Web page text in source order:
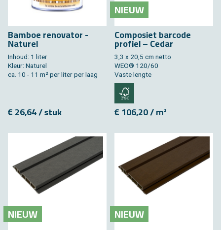
Bamboe renovator -
Naturel
Inhoud: 1 liter
Kleur: Naturel
ca. 10 - 11 m² per liter per laag
€ 26,64 / stuk
NIEUW
Composiet barcode
profiel – Cedar
3,3 x 20,5 cm netto
WEO® 120/60
Vaste lengte
€ 106,20 / m²
NIEUW NIEUW